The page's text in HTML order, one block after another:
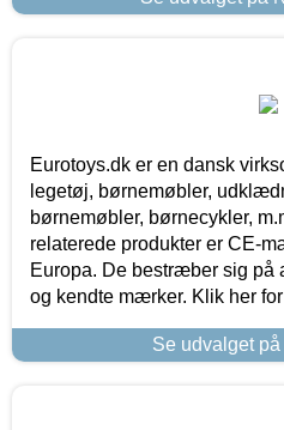
Eurotoys.dk er en dansk
legetøj, børnemøbler,
børnemøbler, børnecykler,
relaterede produkter er CE-
Europa. De bestræber sig
og kendte mærker. Klik her
Se udvalget